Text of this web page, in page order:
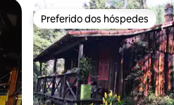
Preferido dos hóspedes
Preferido dos hóspedes